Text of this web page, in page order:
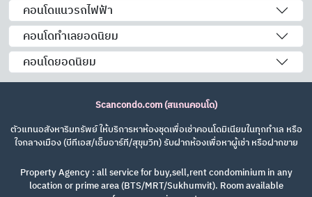
คอนโดแนวรถไฟฟ้า
คอนโดทำเลยอดนิยม
คอนโดยอดนิยม
Scancondo.com (สแกนคอนโด)
ตัวแทนอสังหาริมทรัพย์ ให้บริการหาห้องชุดเพื่อเช่าคอนโดมิเนียมในทุกทำเล หรือ
ใจกลางเมือง (บีทีเอส/เอ็มอาร์ที/สุขุมวิท) รับฝากห้องเพื่อหาผู้เช่า หรือฝากขาย
Property Agency : all service for buy,sell,rent condominium in any
location or prime area (BTS/MRT/Sukhumvit). Room available